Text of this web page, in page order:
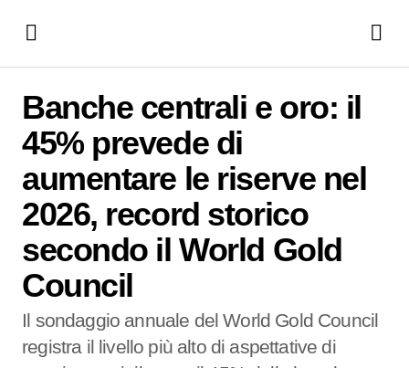
Council
Banche centrali e oro: il
45% prevede di
aumentare le riserve nel
2026, record storico
secondo il World Gold
Council
Il sondaggio annuale del World Gold Council
registra il livello più alto di aspettative di